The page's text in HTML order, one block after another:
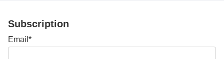
Subscription
Email*